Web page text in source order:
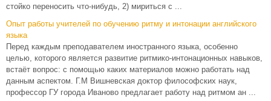
стойко переносить что-нибудь, 2) мириться с ...
Опыт работы учителей по обучению ритму и интонации английского
языка
Перед каждым преподавателем иностранного языка, особенно
целью, которого является развитие ритмико-интонационных навыков,
встаёт вопрос: с помощью каких материалов можно работать над
данным аспектом. Г.М Вишневская доктор философских наук,
профессор ГУ города Иваново предлагает работу над ритмом ан ...